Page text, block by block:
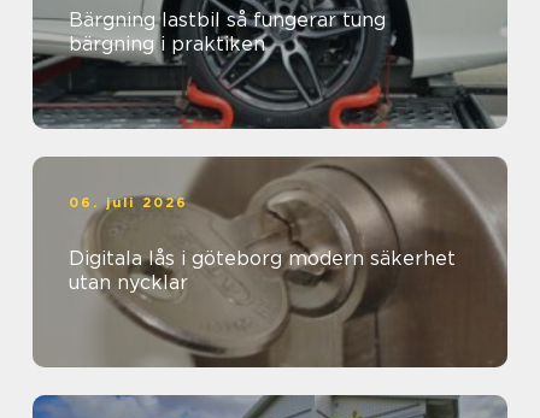
Bärgning lastbil så fungerar tung
bärgning i praktiken
06. juli 2026
Digitala lås i göteborg modern säkerhet
utan nycklar